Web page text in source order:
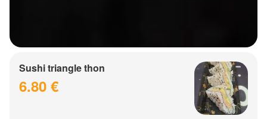
Sushi triangle thon
6.80 €